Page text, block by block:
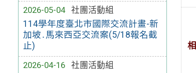
2026-05-04
社團活動組
114學年度臺北市國際交流計畫-新
加坡․馬來西亞交流案(5/18報名截
止)
2026-04-16
社團活動組